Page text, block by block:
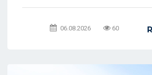
06.08.2026 60